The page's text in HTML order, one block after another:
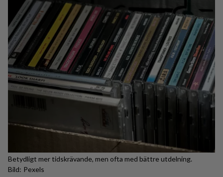
Betydligt mer tidskrävande, men ofta med bättre utdelning.
Pexels